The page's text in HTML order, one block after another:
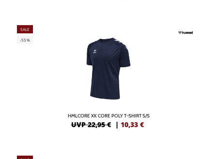
SALE
-55%
HMLCORE XK CORE POLY T-SHIRT S/S
UVP 22,95 € | 10,33 €